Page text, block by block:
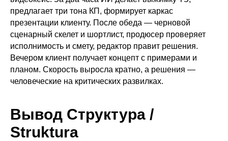
предлагает три тона КП, формирует каркас
презентации клиенту. После обеда — черновой
сценарный скелет и шортлист, продюсер проверяет
исполнимость и смету, редактор правит решения.
Вечером клиент получает концепт с примерами и
планом. Скорость выросла кратно, а решения —
человеческие на критических развилках.
Вывод Структура /
Struktura